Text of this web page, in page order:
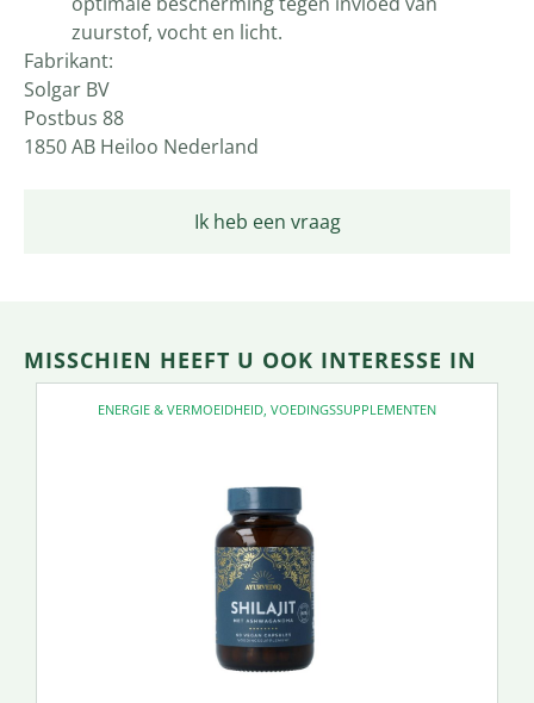
Ik heb een vraag
zuurstof, vocht en licht.
Fabrikant:
Solgar BV
Postbus 88
1850 AB Heiloo Nederland
MISSCHIEN HEEFT U OOK INTERESSE IN
ENERGIE & VERMOEIDHEID, VOEDINGSSUPPLEMENTEN